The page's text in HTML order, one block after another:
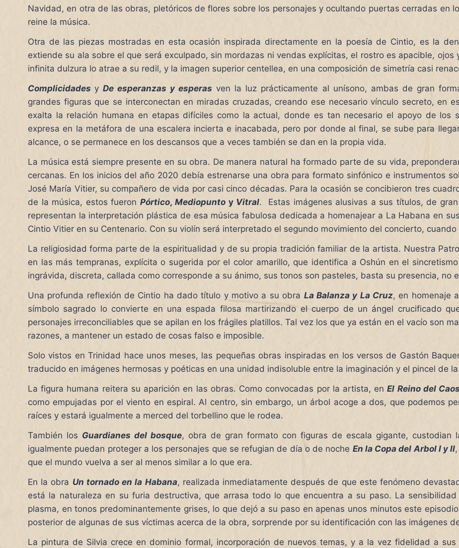
Navidad, en otra de las obras, pletóricos de flores sobre los personajes y ocultando puertas cerradas en
reine la música.
Otra de las piezas mostradas en esta ocasión inspirada directamente en la poesía de Cintio, es la
extiende su ala sobre el que será exculpado, sin mordazas ni vendas explícitas, el rostro es apacible,
infinita dulzura lo atrae a su redil, y la imagen superior centellea, en una composición de simetría casi
Complicidadesy De esperanzas y esperas ven la luz prácticamente al unísono, ambas de gran
grandes figuras que se interconectan en miradas cruzadas, creando ese necesario vínculo secreto, en
exalta la relación humana en etapas difíciles como la actual, donde es tan necesario el apoyo de los
expresa en la metáfora de una escalera incierta e inacabada, pero por donde al final, se sube para
alcance, o se permanece en los descansos que a veces también se dan en la propia vida.
La música está siempre presente en su obra. De manera natural ha formado parte de su vida,
cercanas. En los inicios del año 2020 debía estrenarse una obra para formato sinfónico e instrumentos
José María Vitier, su compañero de vida por casi cinco décadas. Para la ocasión se concibieron tres
de la música, estos fueron Pórtico, Mediopunto y Vitral. Estas imágenes alusivas a sus títulos, de
representan la interpretación plástica de esa música fabulosa dedicada a homenajear a La Habana en
Cintio Vitier en su Centenario. Con su violín será interpretado el segundo movimiento del concierto,
La religiosidad forma parte de la espiritualidad y de su propia tradición familiar de la artista. Nuestra
en las más tempranas, explícita o sugerida por el color amarillo, que identifica a Oshún en el
ingrávida, discreta, callada como corresponde a su ánimo, sus tonos son pasteles, basta su presencia, no
Una profunda reflexión de Cintio ha dado título y motivo a su obra La Balanza y La Cruz, en homenaje
símbolo sagrado lo convierte en una espada filosa martirizando el cuerpo de un ángel crucificado
personajes irreconciliables que se apilan en los frágiles platillos. Tal vez los que ya están en el vacío son
razones, a mantener un estado de cosas falso e imposible.
Solo vistos en Trinidad hace unos meses, las pequeñas obras inspiradas en los versos de Gastón
traducido en imágenes hermosas y poéticas en una unidad indisoluble entre la imaginación y el pincel de
La figura humana reitera su aparición en las obras. Como convocadas por la artista, enEl Reino del Caos
como empujadas por el viento en espiral. Al centro, sin embargo, un árbol acoge a dos, que podemos
raíces y estará igualmente a merced del torbellino que le rodea.
También los Guardianes del bosque, obra de gran formato con figuras de escala gigante,
igualmente puedan proteger a los personajes que se refugian de día o de noche En la Copa del Arbol I y II
que el mundo vuelva a ser al menos similar a lo que era.
En la obra Un tornado en la Habana, realizada inmediatamente después de que este fenómeno
está la naturaleza en su furia destructiva, que arrasa todo lo que encuentra a su paso. La
plasma, en tonos predominantemente grises, lo que dejó a su paso en apenas unos minutos este
posterior de algunas de sus víctimas acerca de la obra, sorprende por su identificación con las imágenes
La pintura de Silvia crece en dominio formal, incorporación de nuevos temas, y a la vez fidelidad a sus